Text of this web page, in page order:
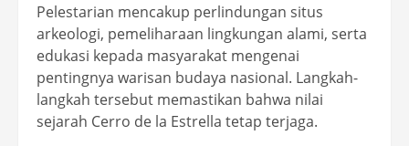
Pelestarian mencakup perlindungan situs
arkeologi, pemeliharaan lingkungan alami, serta
edukasi kepada masyarakat mengenai
pentingnya warisan budaya nasional. Langkah-
langkah tersebut memastikan bahwa nilai
sejarah Cerro de la Estrella tetap terjaga.